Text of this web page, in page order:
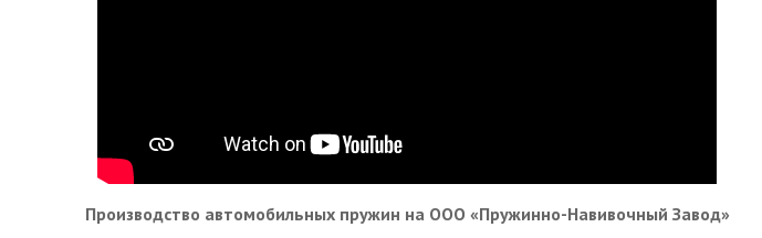
Производство автомобильных пружин на ООО «Пружинно-Навивочный Завод»